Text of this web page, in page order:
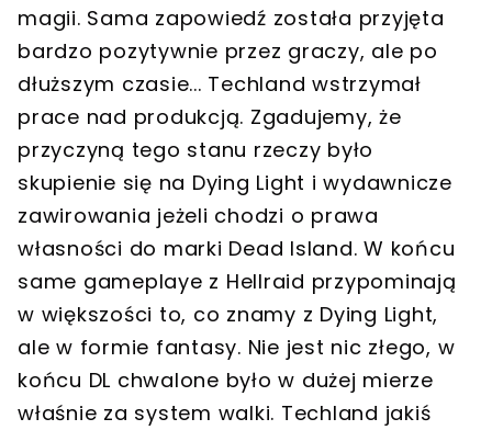
magii. Sama zapowiedź została przyjęta
bardzo pozytywnie przez graczy, ale po
dłuższym czasie... Techland wstrzymał
prace nad produkcją. Zgadujemy, że
przyczyną tego stanu rzeczy było
skupienie się na Dying Light i wydawnicze
zawirowania jeżeli chodzi o prawa
własności do marki Dead Island. W końcu
same gameplaye z Hellraid przypominają
w większości to, co znamy z Dying Light,
ale w formie fantasy. Nie jest nic złego, w
końcu DL chwalone było w dużej mierze
właśnie za system walki. Techland jakiś